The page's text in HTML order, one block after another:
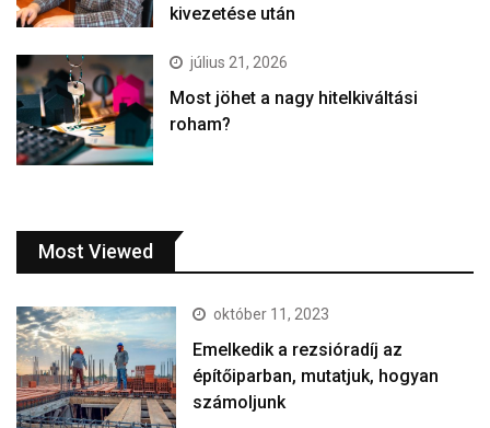
kivezetése után
július 21, 2026
Most jöhet a nagy hitelkiváltási
roham?
Most Viewed
október 11, 2023
Emelkedik a rezsióradíj az
építőiparban, mutatjuk, hogyan
számoljunk